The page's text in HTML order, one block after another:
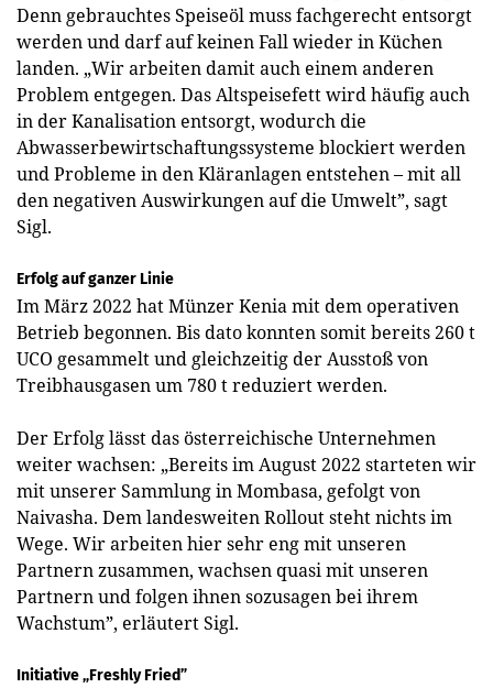
Denn gebrauchtes Speiseöl muss fachgerecht entsorgt
werden und darf auf keinen Fall wieder in Küchen
landen. „Wir arbeiten damit auch einem anderen
Problem entgegen. Das Altspeisefett wird häufig auch
in der Kanalisation entsorgt, wodurch die
Abwasserbewirtschaftungssysteme blockiert werden
und Probleme in den Kläranlagen entstehen – mit all
den negativen Auswirkungen auf die Umwelt”, sagt
Sigl.
Erfolg auf ganzer Linie
Im März 2022 hat Münzer Kenia mit dem operativen
Betrieb begonnen. Bis dato konnten somit bereits 260 t
UCO gesammelt und gleichzeitig der Ausstoß von
Treibhausgasen um 780 t reduziert werden.
Der Erfolg lässt das österreichische Unternehmen
weiter wachsen: „Bereits im August 2022 starteten wir
mit unserer Sammlung in Mombasa, gefolgt von
Naivasha. Dem landesweiten Rollout steht nichts im
Wege. Wir arbeiten hier sehr eng mit unseren
Partnern zusammen, wachsen quasi mit unseren
Partnern und folgen ihnen sozusagen bei ihrem
Wachstum”, erläutert Sigl.
Initiative „Freshly Fried”